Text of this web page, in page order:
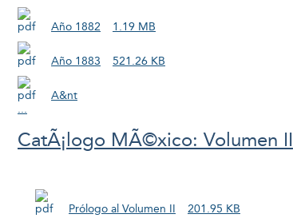
Año 1882 1.19 MB
Año 1883 521.26 KB
A&nt
...
CatÃ¡logo MÃ©xico: Volumen II
Prólogo al Volumen II 201.95 KB